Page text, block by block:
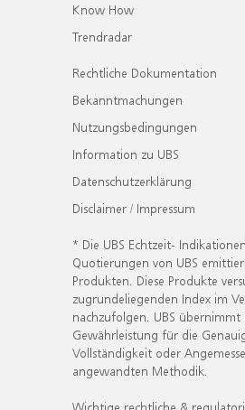
Know How
Trendradar
Rechtliche Dokumentation
Bekanntmachungen
Nutzungsbedingungen
Information zu UBS
Datenschutzerklärung
Disclaimer / Impressum
* Die UBS Echtzeit-
Quotierungen von UBS
Produkten. Diese Produkte
zugrundeliegenden Index im
nachzufolgen. UBS übernimmt
Gewährleistung für die
Vollständigkeit oder
angewandten Methodik.